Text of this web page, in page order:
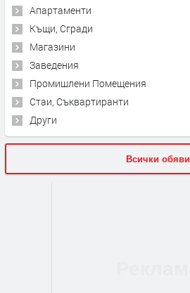
Апартаменти
Къщи, Сгради
Магазини
Заведения
Промишлени Помещения
Стаи, Съквартиранти
Други
Всички обяви